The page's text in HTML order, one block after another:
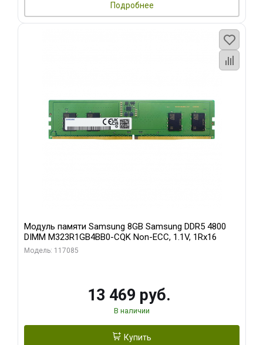
Подробнее
Модуль памяти Samsung 8GB Samsung DDR5 4800
DIMM M323R1GB4BB0-CQK Non-ECC, 1.1V, 1Rx16
Модель: 117085
13 469 руб.
В наличии
Купить